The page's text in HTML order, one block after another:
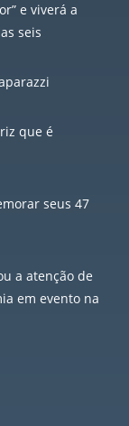
e viverá a
seis
que é
seus 47
a atenção de
em evento na